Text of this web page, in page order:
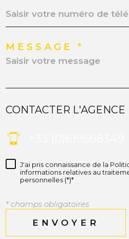
MESSAGE *
CONTACTER L'AGENCE
J'ai pris connaissance de la
informations relatives au
personnelles (*)*
* champs obligatoires
ENVOYER